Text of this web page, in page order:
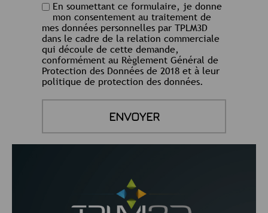
En soumettant ce formulaire, je donne
mon consentement au traitement de
mes données personnelles par TPLM3D
dans le cadre de la relation commerciale
qui découle de cette demande,
conformément au Règlement Général de
Protection des Données de 2018 et à leur
politique de protection des données.